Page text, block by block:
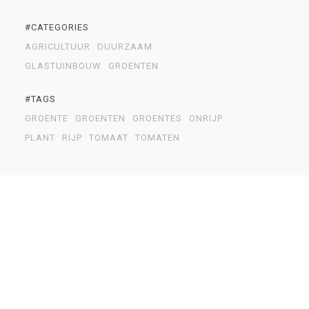
#CATEGORIES
AGRICULTUUR
DUURZAAM
GLASTUINBOUW
GROENTEN
#TAGS
GROENTE
GROENTEN GROENTES
ONRIJP
PLANT
RIJP TOMAAT TOMATEN